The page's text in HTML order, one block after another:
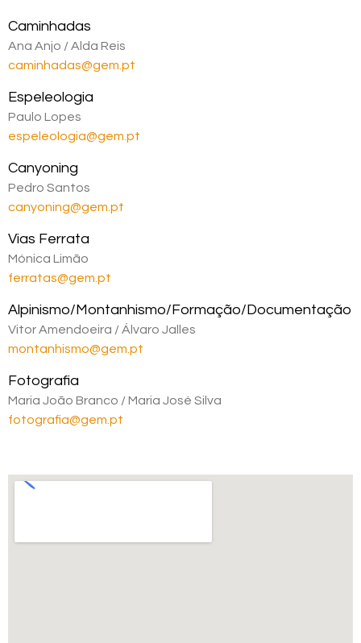
Caminhadas
Ana Anjo / Alda Reis
caminhadas@gem.pt
Espeleologia
Paulo Lopes
espeleologia@gem.pt
Canyoning
Pedro Santos
canyoning@gem.pt
Vias Ferrata
Mónica Limão
ferratas@gem.pt
Alpinismo/Montanhismo/Formação/Documentação
Vitor Amendoeira / Álvaro Jalles
montanhismo@gem.pt
Fotografia
Maria João Branco / Maria José Silva
fotografia@gem.pt